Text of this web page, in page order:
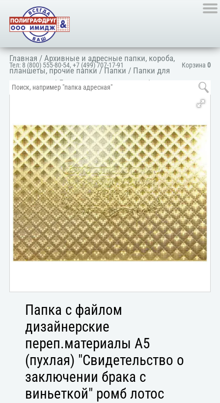
Корзина 0
Тел: 8 (800) 555-80-54,+7 (499) 707-17-91
Главная /Архивные и адресные папки, короба,
планшеты, прочие папки/Папки / Папки для
документов
/ Для личных документов /
Папка с файлом
дизайнерские
переп.материалы А5
(пухлая) "Свидетельство о
заключении брака с
виньеткой" ромб лотос